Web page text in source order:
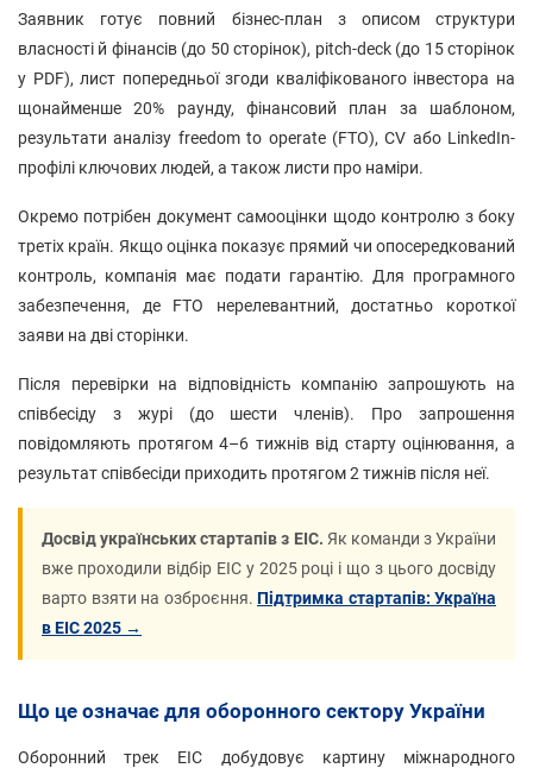
Заявник готує повний бізнес-план з описом структури
власності й фінансів (до 50 сторінок), pitch-deck (до 15 сторінок
у PDF), лист попередньої згоди кваліфікованого інвестора на
щонайменше 20% раунду, фінансовий план за шаблоном,
результати аналізу freedom to operate (FTO), CV або LinkedIn-
профілі ключових людей, а також листи про наміри.
Окремо потрібен документ самооцінки щодо контролю з боку
третіх країн. Якщо оцінка показує прямий чи опосередкований
контроль, компанія має подати гарантію. Для програмного
забезпечення, де FTO нерелевантний, достатньо короткої
заяви на дві сторінки.
Після перевірки на відповідність компанію запрошують на
співбесіду з журі (до шести членів). Про запрошення
повідомляють протягом 4–6 тижнів від старту оцінювання, а
результат співбесіди приходить протягом 2 тижнів після неї.
Досвід українських стартапів з EIC. Як команди з України
вже проходили відбір EIC у 2025 році і що з цього досвіду
варто взяти на озброєння. Підтримка стартапів: Україна
в EIC 2025 →
Що це означає для оборонного сектору України
Оборонний трек EIC добудовує картину міжнародного